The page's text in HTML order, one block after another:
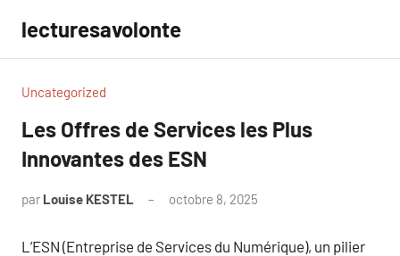
contenu
lecturesavolonte
Uncategorized
Les Offres de Services les Plus
Innovantes des ESN
par Louise KESTEL octobre 8, 2025
L’ESN (Entreprise de Services du Numérique), un pilier